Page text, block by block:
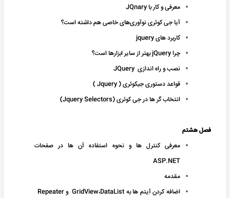
معرفی و کار با JQnary
آیا جی کوئری نوآوری‌های خاصی هم داشته است؟
کاربرد های jquery
چرا jQuery بهتر از سایر ابزارها است؟
نصب و راه اندازی JQuery
قواعد دستوری جیکوئری ( Jquery )
انتخاب گر ها در جی کوئری (Jquery Selectors)
فصل هشتم
معرفی کنترل ها و نحوه استفاده آن ها در صفحات
ASP.NET
مقدمه